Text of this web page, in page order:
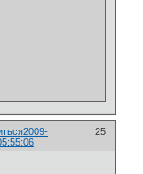
25
2009-